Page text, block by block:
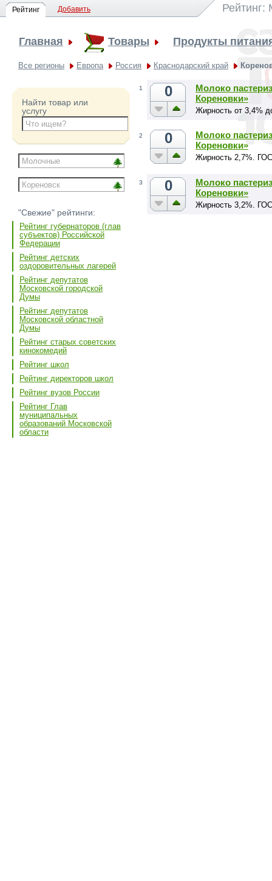
Рейтинг Добавить Рейтинг:
Главная Товары Продукты
Все регионы Европа Россия Краснодарский край
Найти товар или
услугу
"Свежие" рейтинги:
Рейтинг губернаторов (глав
субъектов) Российской
Федерации
Рейтинг детских
оздоровительных лагерей
Рейтинг депутатов
Московской городской
Думы
Рейтинг депутатов
Московской областной
Думы
Рейтинг старых советских
кинокомедий
Рейтинг школ
Рейтинг директоров школ
Рейтинг вузов России
Рейтинг Глав
муниципальных
образований Московской
области
1 0
Молоко
Кореновки»
Жирность от 3,4%
2 0
Молоко
Кореновки»
Жирность 2,7%.
3 0
Молоко
Кореновки»
Жирность 3,2%.